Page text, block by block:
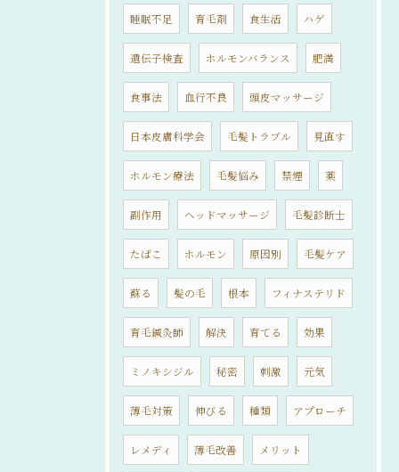
睡眠不足 育毛剤 食生活 ハゲ
遺伝子検査 ホルモンバランス 肥満
食事法 血行不良 頭皮マッサージ
日本皮膚科学会 毛髪トラブル 見直す
ホルモン療法 毛髪悩み 禁煙 薬
副作用 ヘッドマッサージ 毛髪診断士
たばこ ホルモン 原因別 毛髪ケア
蘇る 髪の毛 根本 フィナステリド
育毛鍼灸師 解決 育てる 効果
ミノキシジル 秘密 刺激 元気
薄毛対策 伸びる 種類 アプローチ
レメディ 薄毛改善 メリット